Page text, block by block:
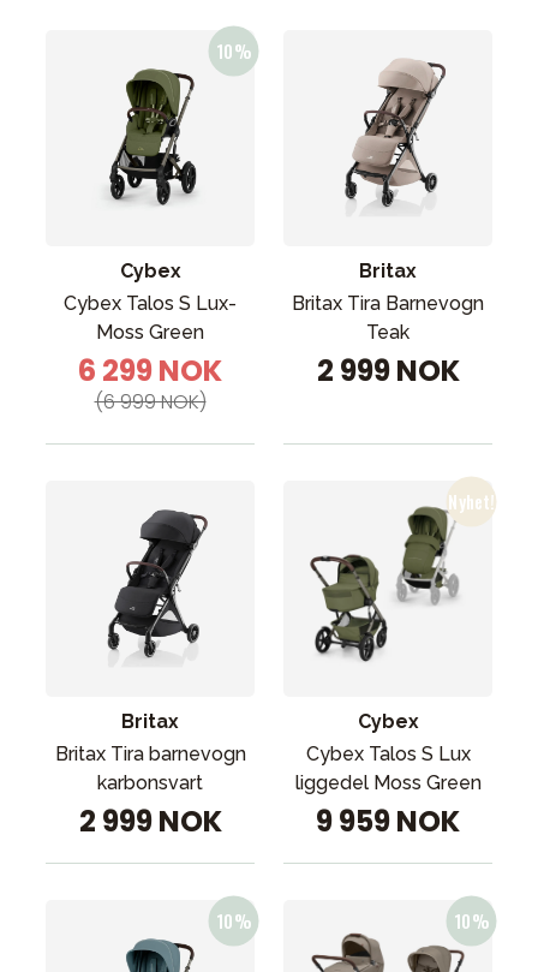
Cybex
Cybex Talos S Lux-
Moss Green
6 299 NOK
(6 999 NOK)
Britax
Britax Tira Barnevogn
Teak
2 999 NOK
Britax
Britax Tira barnevogn
karbonsvart
2 999 NOK
Cybex
Cybex Talos S Lux
liggedel Moss Green
9 959 NOK